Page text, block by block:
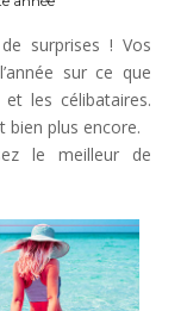
surprises ! Vos
sur ce que
les célibataires.
bien plus encore.
le meilleur de